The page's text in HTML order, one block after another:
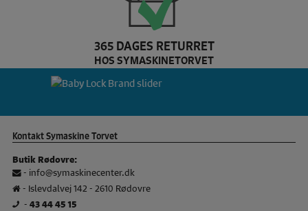
365 DAGES RETURRET
HOS SYMASKINETORVET
Kontakt Symaskine Torvet
Butik Rødovre:
- info@symaskinecenter.dk
- Islevdalvej 142 - 2610 Rødovre
- 43 44 45 15